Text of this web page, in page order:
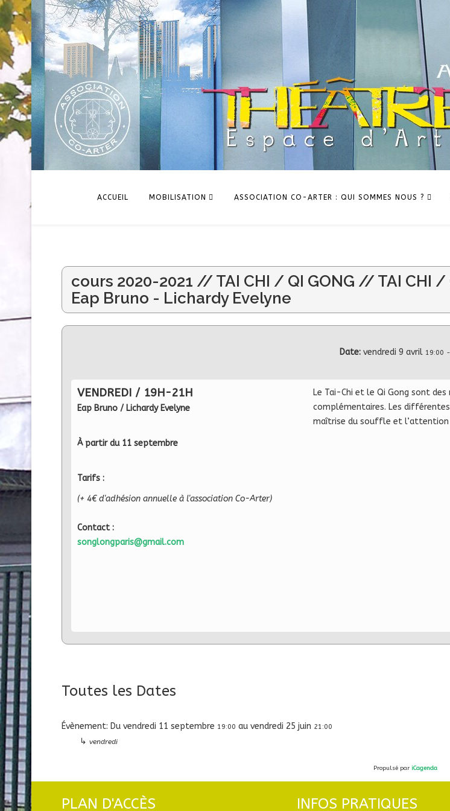
ACCUEIL MOBILISATION ASSOCIATION CO-ARTER : QUI SOMMES NOUS ?
cours 2020-2021 // TAI CHI / QI GONG // TAI CHI
Eap Bruno - Lichardy Evelyne
Date: vendredi 9 avril 19:00 -
VENDREDI / 19H-21H
Eap Bruno / Lichardy Evelyne
À partir du 11 septembre
Tarifs :
(+ 4€ d'adhésion annuelle à l'association Co-Arter)
Contact :
songlongparis@gmail.com
Le Tai-Chi et le Qi Gong sont
complémentaires. Les
maîtrise du souffle et l’attention
Toutes les Dates
Évènement: Du vendredi 11 septembre 19:00 au vendredi 25 juin 21:00
↳ vendredi
Propulsé par iCagenda
PLAN D'ACCÈS INFOS PRATIQUES